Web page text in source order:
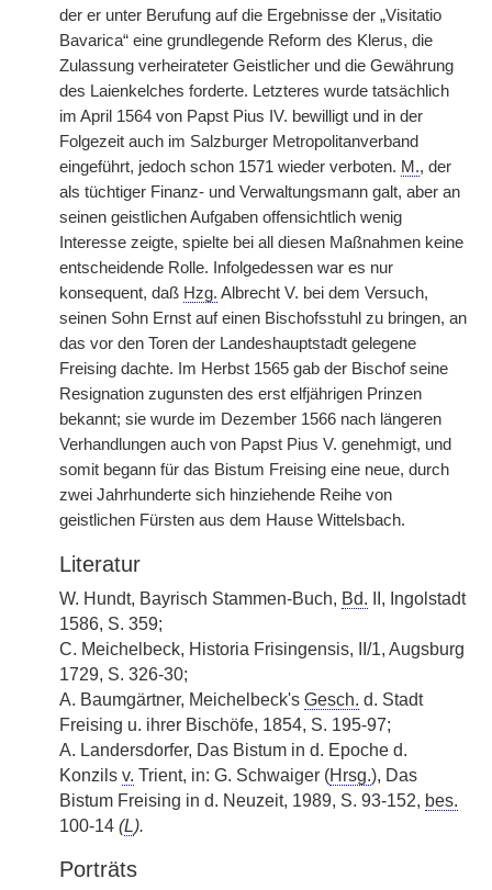
der er unter Berufung auf die Ergebnisse der „Visitatio
Bavarica“ eine grundlegende Reform des Klerus, die
Zulassung verheirateter Geistlicher und die Gewährung
des Laienkelches forderte. Letzteres wurde tatsächlich
im April 1564 von Papst Pius IV. bewilligt und in der
Folgezeit auch im Salzburger Metropolitanverband
eingeführt, jedoch schon 1571 wieder verboten. M., der
als tüchtiger Finanz- und Verwaltungsmann galt, aber an
seinen geistlichen Aufgaben offensichtlich wenig
Interesse zeigte, spielte bei all diesen Maßnahmen keine
entscheidende Rolle. Infolgedessen war es nur
konsequent, daß Hzg. Albrecht V. bei dem Versuch,
seinen Sohn Ernst auf einen Bischofsstuhl zu bringen, an
das vor den Toren der Landeshauptstadt gelegene
Freising dachte. Im Herbst 1565 gab der Bischof seine
Resignation zugunsten des erst elfjährigen Prinzen
bekannt; sie wurde im Dezember 1566 nach längeren
Verhandlungen auch von Papst Pius V. genehmigt, und
somit begann für das Bistum Freising eine neue, durch
zwei Jahrhunderte sich hinziehende Reihe von
geistlichen Fürsten aus dem Hause Wittelsbach.
Literatur
W. Hundt, Bayrisch Stammen-Buch, Bd. II, Ingolstadt
1586, S. 359;
C. Meichelbeck, Historia Frisingensis, II/1, Augsburg
1729, S. 326-30;
A. Baumgärtner, Meichelbeck's Gesch. d. Stadt
Freising u. ihrer Bischöfe, 1854, S. 195-97;
A. Landersdorfer, Das Bistum in d. Epoche d.
Konzils v. Trient, in: G. Schwaiger (Hrsg.), Das
Bistum Freising in d. Neuzeit, 1989, S. 93-152, bes.
100-14 (L).
Porträts